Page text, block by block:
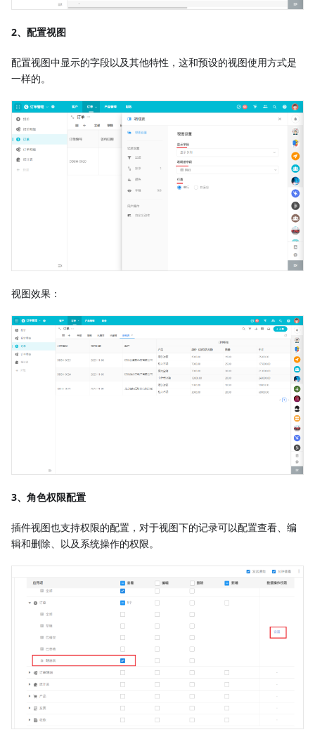
2、配置视图
配置视图中显示的字段以及其他特性，这和预设的视图使用方式是
一样的。
视图效果：
3、角色权限配置
插件视图也支持权限的配置，对于视图下的记录可以配置查看、编
辑和删除、以及系统操作的权限。